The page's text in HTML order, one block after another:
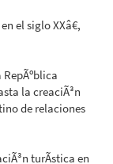
el siglo XXâ€,
RepÃºblica
la creaciÃ³n
de relaciones
turÃ­stica en